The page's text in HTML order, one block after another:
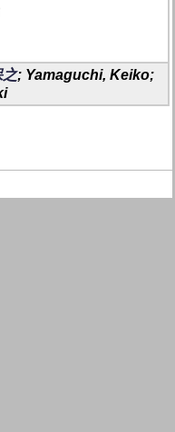
之; Yamaguchi, Keiko;